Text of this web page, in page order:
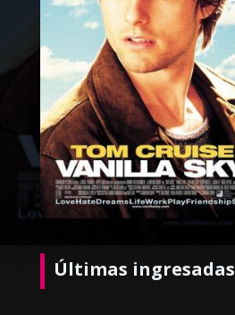
Últimas ingresadas